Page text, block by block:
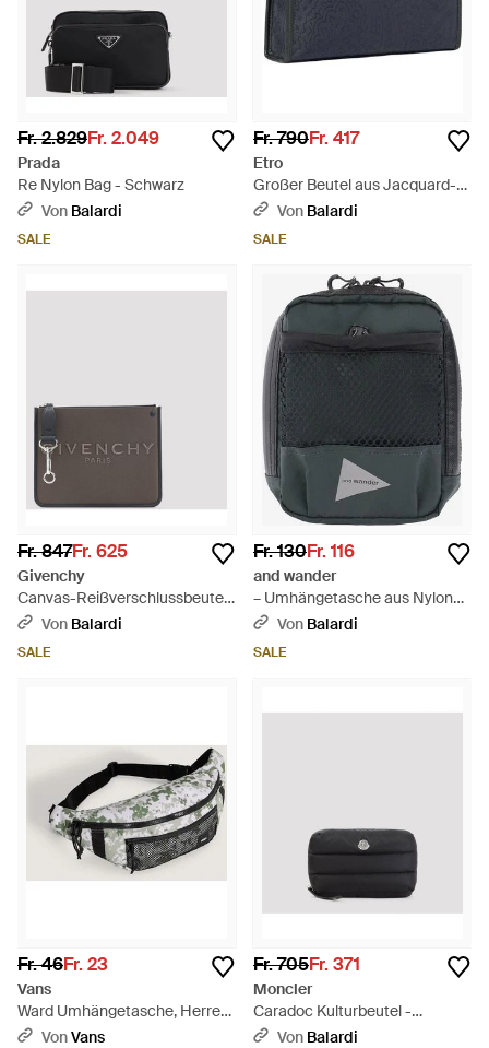
Fr. 2.829Fr. 2.049
Prada
Re Nylon Bag - Schwarz
Von Balardi
SALE
Fr. 790Fr. 417
Etro
Großer Beutel aus Jacquard-
Nylon - Blau
Von Balardi
SALE
Fr. 847Fr. 625
Givenchy
Canvas-Reißverschlussbeutel
- Grau
Von Balardi
SALE
Fr. 130Fr. 116
and wander
– Umhängetasche aus Nylon
mit Logo - Schwarz
Von Balardi
SALE
Fr. 46Fr. 23
Vans
Ward Umhängetasche, Herren,
Größe - Mettallic
VonVans
Fr. 705Fr. 371
Moncler
Caradoc Kulturbeutel -
Schwarz
Von Balardi